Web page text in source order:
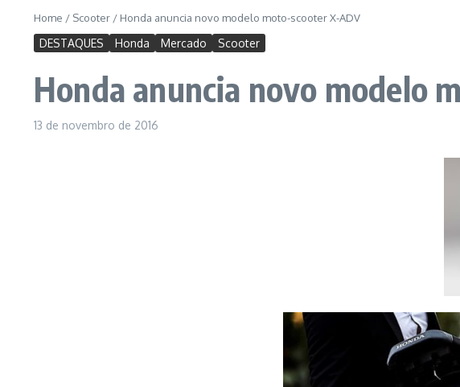
Home / Scooter / Honda anuncia novo modelo moto-scooter X-ADV
DESTAQUES Honda Mercado Scooter
Honda anuncia novo modelo
13 de novembro de 2016